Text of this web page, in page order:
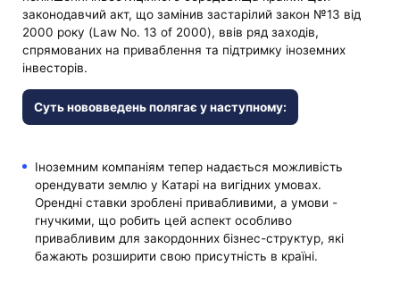
законодавчий акт, що замінив застарілий закон №13 від
2000 року (Law No. 13 of 2000), ввів ряд заходів,
спрямованих на приваблення та підтримку іноземних
інвесторів.
Суть нововведень полягає у наступному:
Іноземним компаніям тепер надається можливість
орендувати землю у Катарі на вигідних умовах.
Орендні ставки зроблені привабливими, а умови -
гнучкими, що робить цей аспект особливо
привабливим для закордонних бізнес-структур, які
бажають розширити свою присутність в країні.